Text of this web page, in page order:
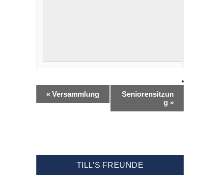
« Versammlung
Seniorensitzun
g »
TILL’S FREUNDE